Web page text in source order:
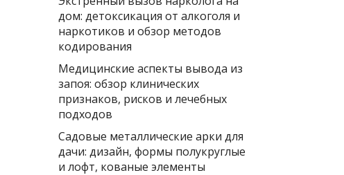
дом: детоксикация от алкоголя и
наркотиков и обзор методов
кодирования
Медицинские аспекты вывода из
запоя: обзор клинических
признаков, рисков и лечебных
подходов
Садовые металлические арки для
дачи: дизайн, формы полукруглые
и лофт, кованые элементы